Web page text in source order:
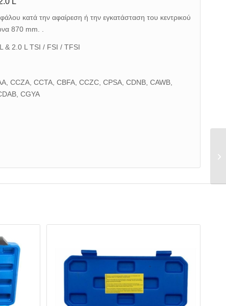
κατά την αφαίρεση ή την εγκατάσταση του κεντρικού
870 mm. .
L & 2.0 L TSI / FSI / TFSI
CCZA, CCTA, CBFA, CCZC, CPSA, CDNB, CAWB,
CGYA